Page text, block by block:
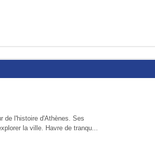
de l'histoire d'Athènes. Ses
la ville. Havre de tranqu...